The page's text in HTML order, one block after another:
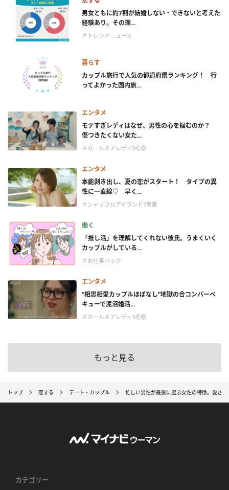
男女ともに約7割が結婚しない・できないと考えた
経験あり。その理...
＃トレンドニュース
暮らす
カップル旅行で人気の都道府県ランキング！ 行
ってよかった国内旅...
エンタメ
モテすぎレディはなぜ、男性の心を掴むのか？
傷つきたくない女た...
＃ガールオアレディ3考察
エンタメ
本能剥き出し、夏の恋がスタート！ タイプの異
性に一直線♡ 早く...
＃シャッフルアイランド7考察
働く
「推し活」を理解してくれない彼氏。うまくいく
カップルがしている...
＃お仕事ハック
エンタメ
“相思相愛カップルほぼなし”地獄の合コンバーベ
キューで泥沼婚活...
＃ガールオアレディ3考察
もっと見る
トップ 恋する デート・カップル 忙しい男性が最後に選ぶ女性の特徴。愛さ
カテゴリー